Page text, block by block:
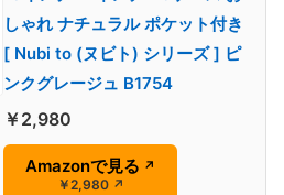
しゃれ ナチュラル ポケット付き
[ Nubi to (ヌビト) シリーズ ] ピ
ンクグレージュ B1754
￥2,980
Amazonで見る ↗
￥2,980 ↗